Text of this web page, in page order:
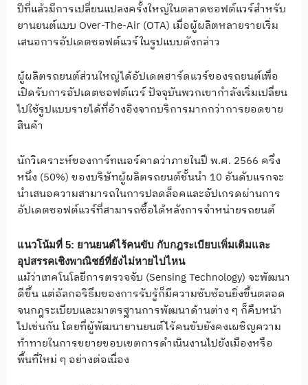
ปีที่แล้วมีการเปลี่ยนแปลงครั้งใหญ่ในตลาดซอฟต์แวร์สำหรับ
ยานยนต์แบบ Over-The-Air (OTA) เมื่อผู้ผลิตหลายรายเริ่ม
เสนอการอัปเดตซอฟต์แวร์ในรูปแบบดังกล่าว
ผู้ผลิตรถยนต์ส่วนใหญ่ได้อัปเดตฮาร์ดแวร์ของรถยนต์เพื่อ
เปิดรับการอัปเดตซอฟต์แวร์ ปัจจุบันพวกเขากำลังเริ่มเปลี่ยน
ไปใช้รูปแบบรายได้ที่อ้างอิงจากบริการมากกว่าการยอดขาย
สินค้า
นักวิเคราะห์ของการ์ทเนอร์คาดว่าภายในปี พ.ศ. 2566 ครึ่ง
หนึ่ง (50%) ของบริษัทผู้ผลิตรถยนต์ชั้นนำ 10 อันดับแรกจะ
นำเสนอความสามารถในการปลดล็อคและอัปเกรดผ่านการ
อัปเดตซอฟต์แวร์ที่สามารถซื้อได้หลังการจำหน่ายรถยนต์
แนวโน้มที่ 5: ยานยนต์ไร้คนขับ กับกฎระเบียบเพิ่มเติมและ
อุปสรรคเชิงพาณิชย์ที่ยังไม่หายไปไหน
แม้ว่าเทคโนโลยีการตรวจจับ (Sensing Technology) จะพัฒนา
ดีขึ้น แต่อัลกอริธึมของการรับรู้ก็มีความซับซ้อนยิ่งขึ้นตลอด
จนกฎระเบียบและมาตรฐานการพัฒนาด้านต่าง ๆ ก็คืบหน้า
ไปเช่นกัน โดยที่ผู้พัฒนายานยนต์ไร้คนขับยังคงเผชิญความ
ท้าทายในการขยายขอบเขตการดำเนินงานไปยังเมืองหรือ
พื้นที่ใหม่ ๆ อย่างต่อเนื่อง